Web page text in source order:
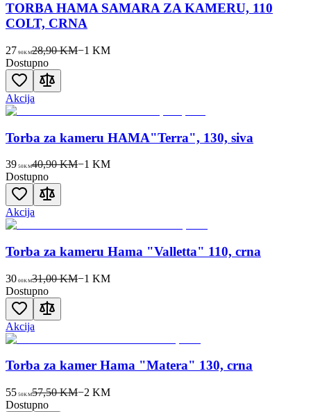
TORBA HAMA SAMARA ZA KAMERU, 110
COLT, CRNA
27 90KM28,90 KM−1 KM
Dostupno
Akcija
Torba za kameru HAMA"Terra", 130, siva
39 50KM40,90 KM−1 KM
Dostupno
Akcija
Torba za kameru Hama "Valletta" 110, crna
30 00KM31,00 KM−1 KM
Dostupno
Akcija
Torba za kamer Hama "Matera" 130, crna
55 50KM57,50 KM−2 KM
Dostupno